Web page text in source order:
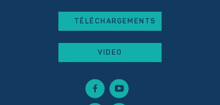
TÉLÉCHARGEMENTS
VIDEO